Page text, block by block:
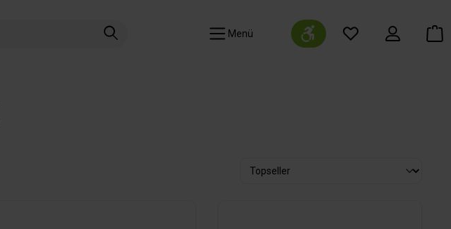
Navigation Werkzeugleiste anzeigen